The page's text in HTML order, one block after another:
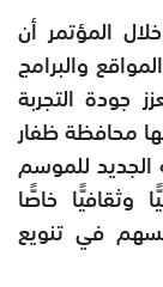
المؤتمر أن
والبرامج
جودة التجربة
بها محافظة ظفار
الجديد للموسم
خاصًّا
في تنويع